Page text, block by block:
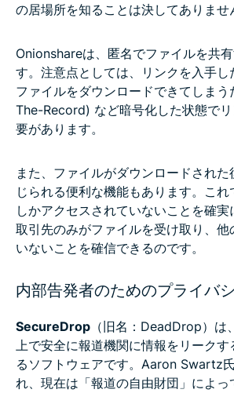
の居場所を知ることは決してありませ
Onionshareは、匿名でファイルを共
す。注意点としては、リンクを入手
ファイルをダウンロードできてしま
The-Record) など暗号化した状態で
要があります。
また、ファイルがダウンロードされ
じられる便利な機能もあります。こ
しかアクセスされていないことを確実
取引先のみがファイルを受け取り、他
いないことを確信できるのです。
内部告発者のためのプライバ
SecureDrop （旧名：DeadDrop）は
上で安全に報道機関に情報をリークす
るソフトウェアです。Aaron Swartz
れ、現在は「報道の自由財団」によっ